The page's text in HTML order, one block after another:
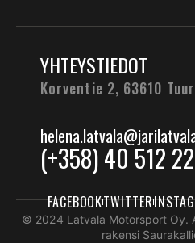
YHTEYSTIEDOT
Korventie 2, 63610
(+358) 40 512
© 2024 Latvala Motorsport Oy.
rakensi
FACEBOOKTWITTER